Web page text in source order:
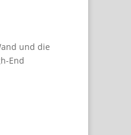
und die
End